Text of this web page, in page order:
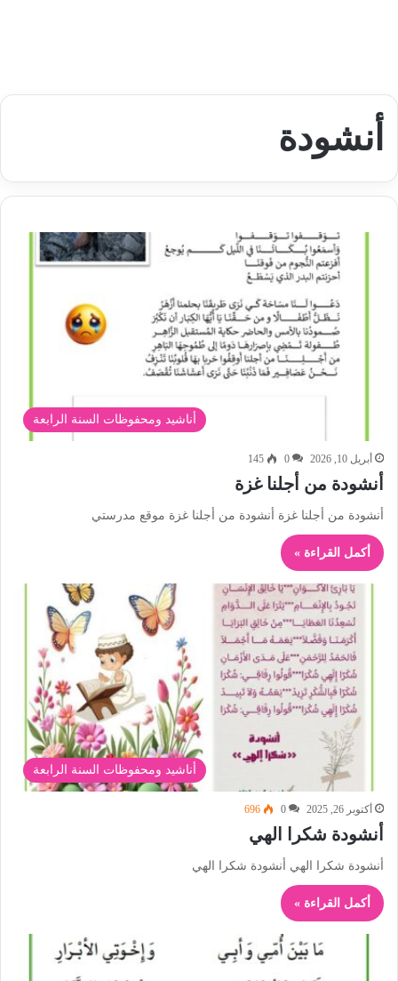
أنشودة
أناشيد ومحفوظات السنة الرابعة
أبريل 10, 2026 0
145
أنشودة من أجلنا غزة
أنشودة من أجلنا غزة أنشودة من أجلنا غزة موقع مدرستي
أكمل القراءة »
أناشيد ومحفوظات السنة الرابعة
أكتوبر 26, 2025 0
696
أنشودة شكرا الهي
أنشودة شكرا الهي أنشودة شكرا الهي
أكمل القراءة »